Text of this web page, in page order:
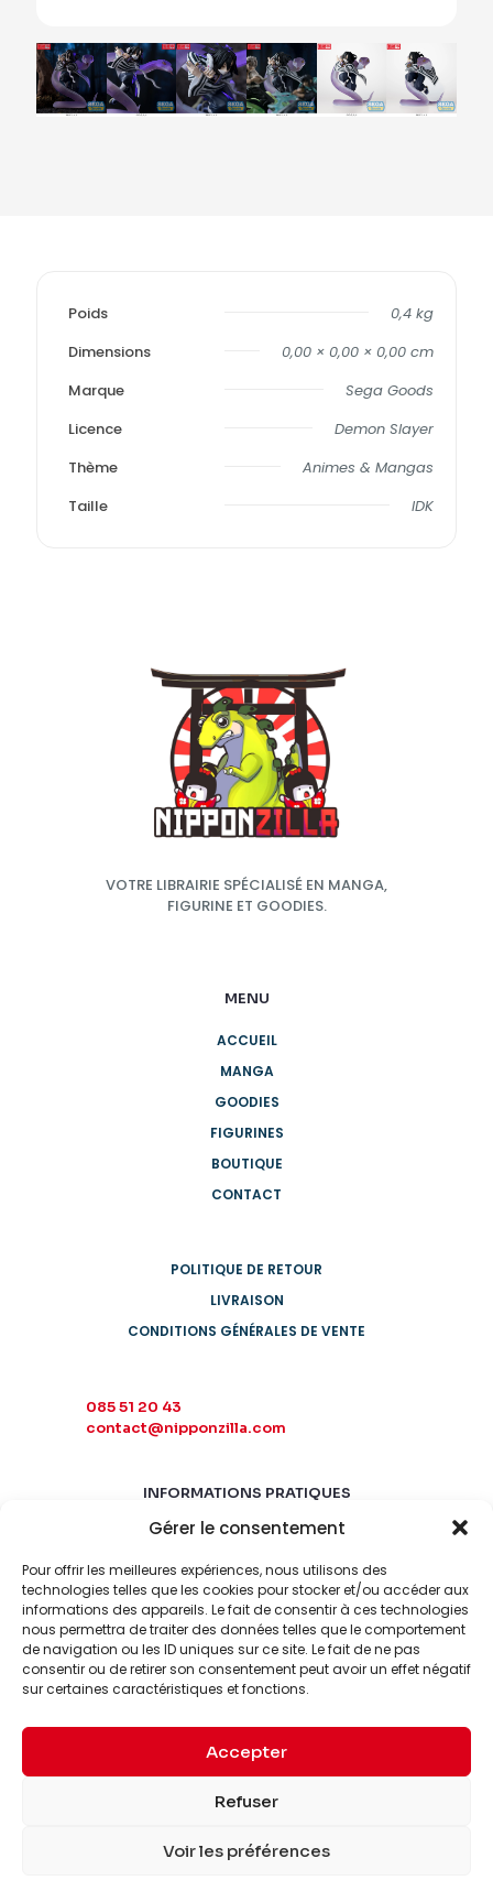
Gérer le consentement
Pour offrir les meilleures expériences, nous utilisons des
technologies telles que les cookies pour stocker et/ou accéder aux
informations des appareils. Le fait de consentir à ces technologies
nous permettra de traiter des données telles que le comportement
de navigation ou les ID uniques sur ce site. Le fait de ne pas
consentir ou de retirer son consentement peut avoir un effet négatif
sur certaines caractéristiques et fonctions.
Accepter
Refuser
Voir les préférences
Poids
0,4 kg
Dimensions
0,00 × 0,00 × 0,00 cm
Marque
Sega Goods
Licence
Demon Slayer
Thème
Animes & Mangas
Taille
IDK
VOTRE LIBRAIRIE SPÉCIALISÉ EN MANGA,
FIGURINE ET GOODIES.
MENU
ACCUEIL
MANGA
GOODIES
FIGURINES
BOUTIQUE
CONTACT
POLITIQUE DE RETOUR
LIVRAISON
CONDITIONS GÉNÉRALES DE VENTE
085 51 20 43
contact@nipponzilla.com
INFORMATIONS PRATIQUES
MARDI-SAMEDI
LUNDI-DIMANCHE
FERMÉ
© 2026 Nipponzilla. Tous
Mentions